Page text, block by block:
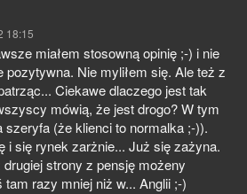
18:15
miałem stosowną opinię ;-) i nie
pozytywna. Nie myliłem się. Ale też z
Ciekawe dlaczego jest tak
mówią, że jest drogo? W tym
szeryfa (że klienci to normalka ;-)).
i się rynek zarżnie... Już się zażyna.
drugiej strony z pensję możeny
tam razy mniej niż w... Anglii ;-)